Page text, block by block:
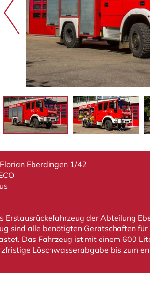
Eberdingen 1/42
Erstausrückefahrzeug der Abteilung
sind alle benötigten Gerätschaften
Das Fahrzeug ist mit einem 600
Löschwasserabgabe bis zum